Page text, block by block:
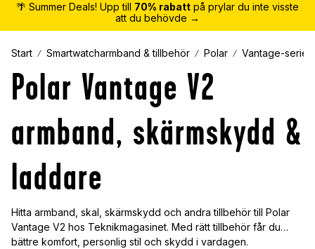
🌴 Summer Deals! Upp till 70% rabatt på prylar du inte visste
att du behövde →
Start Smartwatcharmband & tillbehör Polar Vantage-serien
Polar Vantage V2
armband, skärmskydd &
laddare
Hitta armband, skal, skärmskydd och andra tillbehör till Polar
Vantage V2 hos Teknikmagasinet. Med rätt tillbehör får du
bättre komfort, personlig stil och skydd i vardagen.